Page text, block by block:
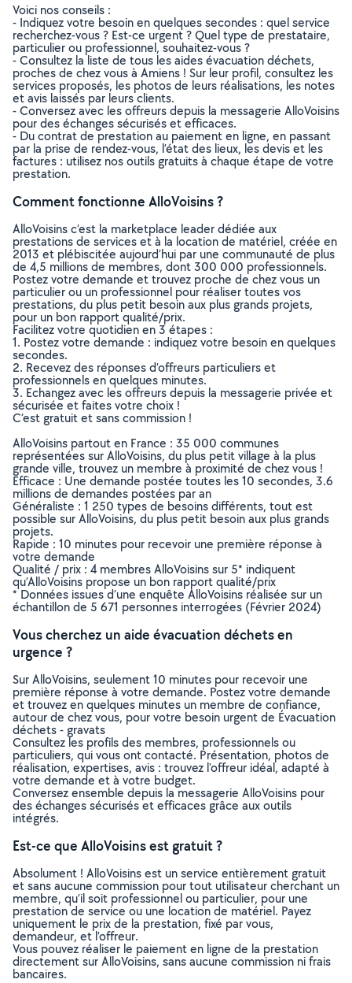
Voici nos conseils :
- Indiquez votre besoin en quelques secondes : quel service
recherchez-vous ? Est-ce urgent ? Quel type de prestataire,
particulier ou professionnel, souhaitez-vous ?
- Consultez la liste de tous les aides évacuation déchets,
proches de chez vous à Amiens ! Sur leur profil, consultez les
services proposés, les photos de leurs réalisations, les notes
et avis laissés par leurs clients.
- Conversez avec les offreurs depuis la messagerie AlloVoisins
pour des échanges sécurisés et efficaces.
- Du contrat de prestation au paiement en ligne, en passant
par la prise de rendez-vous, l’état des lieux, les devis et les
factures : utilisez nos outils gratuits à chaque étape de votre
prestation.
Comment fonctionne AlloVoisins ?
AlloVoisins c’est la marketplace leader dédiée aux
prestations de services et à la location de matériel, créée en
2013 et plébiscitée aujourd’hui par une communauté de plus
de 4,5 millions de membres, dont 300 000 professionnels.
Postez votre demande et trouvez proche de chez vous un
particulier ou un professionnel pour réaliser toutes vos
prestations, du plus petit besoin aux plus grands projets,
pour un bon rapport qualité/prix.
Facilitez votre quotidien en 3 étapes :
1. Postez votre demande : indiquez votre besoin en quelques
secondes.
2. Recevez des réponses d’offreurs particuliers et
professionnels en quelques minutes.
3. Echangez avec les offreurs depuis la messagerie privée et
sécurisée et faites votre choix !
C’est gratuit et sans commission !
AlloVoisins partout en France : 35 000 communes
représentées sur AlloVoisins, du plus petit village à la plus
grande ville, trouvez un membre à proximité de chez vous !
Efficace : Une demande postée toutes les 10 secondes, 3.6
millions de demandes postées par an
Généraliste : 1 250 types de besoins différents, tout est
possible sur AlloVoisins, du plus petit besoin aux plus grands
projets.
Rapide : 10 minutes pour recevoir une première réponse à
votre demande
Qualité / prix : 4 membres AlloVoisins sur 5* indiquent
qu’AlloVoisins propose un bon rapport qualité/prix
* Données issues d’une enquête AlloVoisins réalisée sur un
échantillon de 5 671 personnes interrogées (Février 2024)
Vous cherchez un aide évacuation déchets en
urgence ?
Sur AlloVoisins, seulement 10 minutes pour recevoir une
première réponse à votre demande. Postez votre demande
et trouvez en quelques minutes un membre de confiance,
autour de chez vous, pour votre besoin urgent de Évacuation
déchets - gravats
Consultez les profils des membres, professionnels ou
particuliers, qui vous ont contacté. Présentation, photos de
réalisation, expertises, avis : trouvez l'offreur idéal, adapté à
votre demande et à votre budget.
Conversez ensemble depuis la messagerie AlloVoisins pour
des échanges sécurisés et efficaces grâce aux outils
intégrés.
Est-ce que AlloVoisins est gratuit ?
Absolument ! AlloVoisins est un service entièrement gratuit
et sans aucune commission pour tout utilisateur cherchant un
membre, qu’il soit professionnel ou particulier, pour une
prestation de service ou une location de matériel. Payez
uniquement le prix de la prestation, fixé par vous,
demandeur, et l’offreur.
Vous pouvez réaliser le paiement en ligne de la prestation
directement sur AlloVoisins, sans aucune commission ni frais
bancaires.